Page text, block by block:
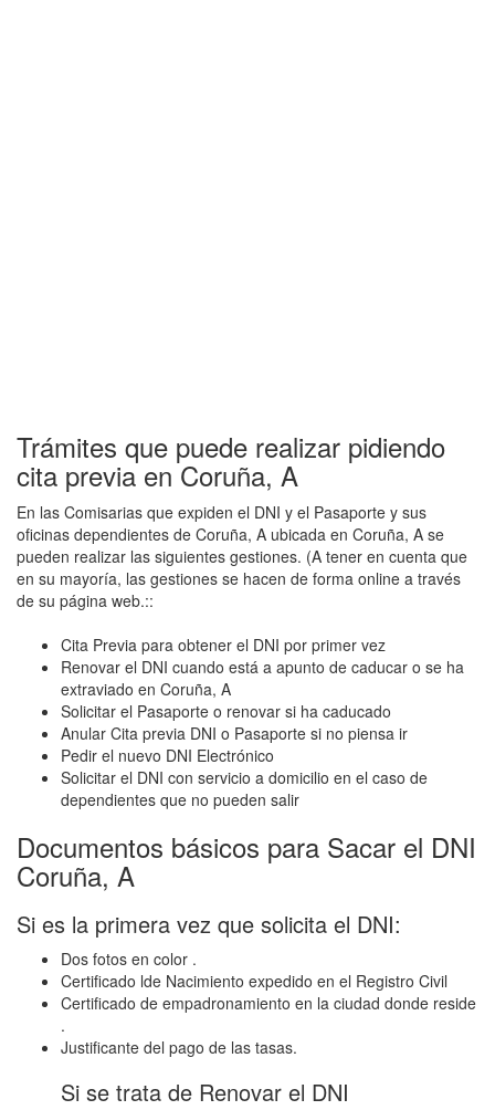
Trámites que puede realizar pidiendo
cita previa en Coruña, A
En las Comisarias que expiden el DNI y el Pasaporte y sus
oficinas dependientes de Coruña, A ubicada en Coruña, A se
pueden realizar las siguientes gestiones. (A tener en cuenta que
en su mayoría, las gestiones se hacen de forma online a través
de su página web.::
Cita Previa para obtener el DNI por primer vez
Renovar el DNI cuando está a apunto de caducar o se ha
extraviado en Coruña, A
Solicitar el Pasaporte o renovar si ha caducado
Anular Cita previa DNI o Pasaporte si no piensa ir
Pedir el nuevo DNI Electrónico
Solicitar el DNI con servicio a domicilio en el caso de
dependientes que no pueden salir
Documentos básicos para Sacar el DNI
Coruña, A
Si es la primera vez que solicita el DNI:
Dos fotos en color .
Certificado lde Nacimiento expedido en el Registro Civil
Certificado de empadronamiento en la ciudad donde reside
.
Justificante del pago de las tasas.
Si se trata de Renovar el DNI